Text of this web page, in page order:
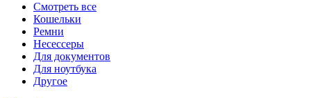
Смотреть все
Кошельки
Ремни
Несессеры
Для документов
Для ноутбука
Другое